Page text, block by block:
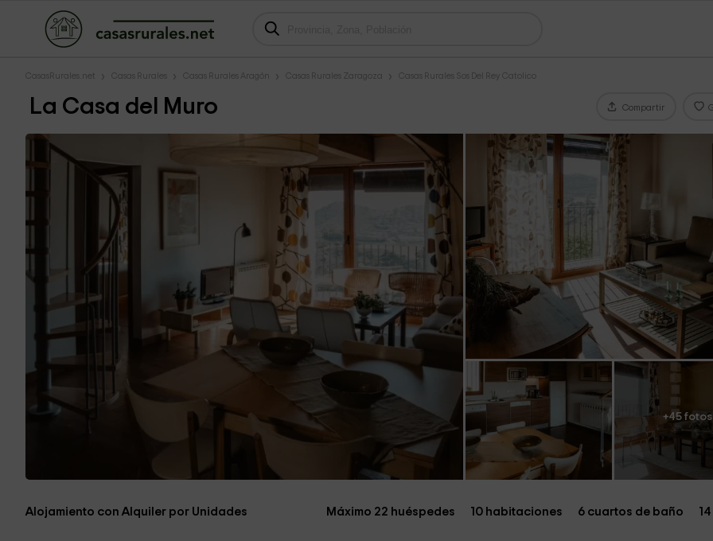
CasasRurales.net Casas Rurales Casas Rurales Aragón Casas Rurales Zaragoza Casas Rurales Sos Del Rey Catolico
La Casa del Muro Compartir
+45 fotos
Alojamiento con Alquiler por Unidades Máximo 22 huéspedes 10 habitaciones 6 cuartos de baño